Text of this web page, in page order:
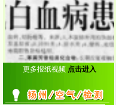
28.泰州兴化室内空气检测
29.启东室内空气检测中心
30.海门室内空气检测中心
31.通州室内空气检测中心
32.如皋室内空气检测中心
33.如东室内空气检测中心
更多报纸视频 点击进入